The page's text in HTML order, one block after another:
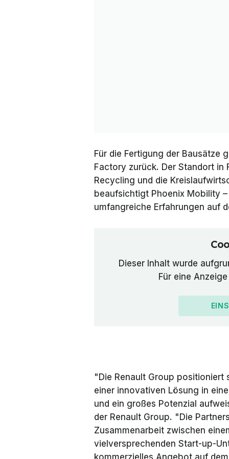
Für die Fertigung der Bausätze
Factory zurück. Der Standort in
Recycling und die
beaufsichtigt Phoenix Mobility
umfangreiche Erfahrungen auf
Dieser Inhalt wurde
Für eine
"Die Renault Group positioniert
einer innovativen Lösung in
und ein großes Potenzial
der Renault Group. "Die
Zusammenarbeit zwischen
vielversprechenden Start-up-